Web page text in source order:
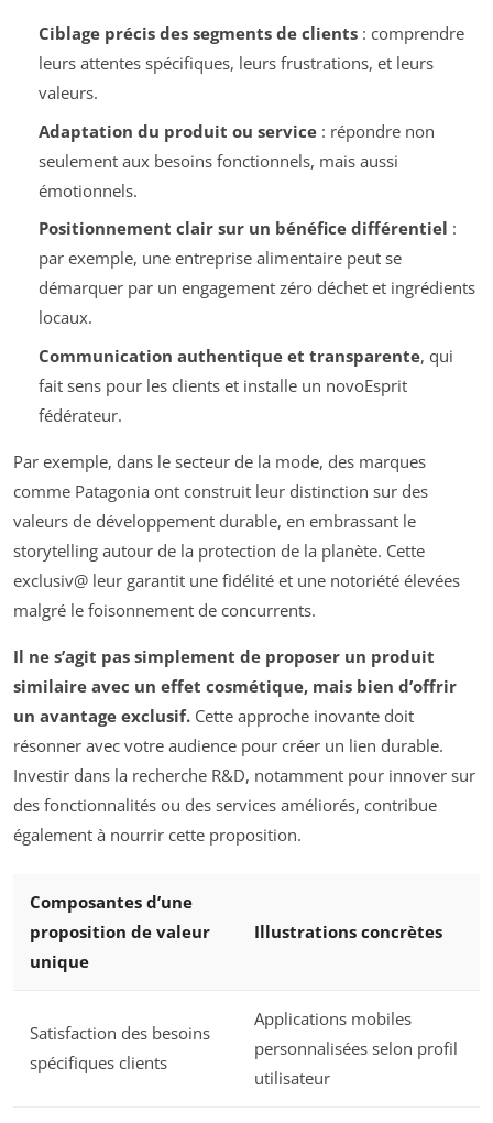
Ciblage précis des segments de clients: comprendre
leurs attentes spécifiques, leurs frustrations, et leurs
valeurs.
Adaptation du produit ou service: répondre non
seulement aux besoins fonctionnels, mais aussi
émotionnels.
Positionnement clair sur un bénéfice différentiel :
par exemple, une entreprise alimentaire peut se
démarquer par un engagement zéro déchet et ingrédients
locaux.
Communication authentique et transparente, qui
fait sens pour les clients et installe un novoEsprit
fédérateur.
Par exemple, dans le secteur de la mode, des marques
comme Patagonia ont construit leur distinction sur des
valeurs de développement durable, en embrassant le
storytelling autour de la protection de la planète. Cette
exclusiv@ leur garantit une fidélité et une notoriété élevées
malgré le foisonnement de concurrents.
Il ne s’agit pas simplement de proposer un produit
similaire avec un effet cosmétique, mais bien d’offrir
un avantage exclusif. Cette approche inovante doit
résonner avec votre audience pour créer un lien durable.
Investir dans la recherche R&D, notamment pour innover sur
des fonctionnalités ou des services améliorés, contribue
également à nourrir cette proposition.
Composantes d’une
proposition de valeur
unique
Illustrations concrètes
Satisfaction des besoins
spécifiques clients
Applications mobiles
personnalisées selon profil
utilisateur